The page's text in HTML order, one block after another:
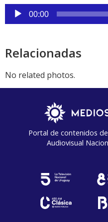
Reproductor
de
00:00
Relacionadas
No related photos.
Portal de contenidos
Audiovisual